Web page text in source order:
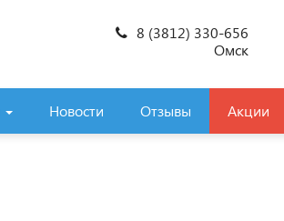
8 (3812) 330-656
Омск
Новости Отзывы Акции